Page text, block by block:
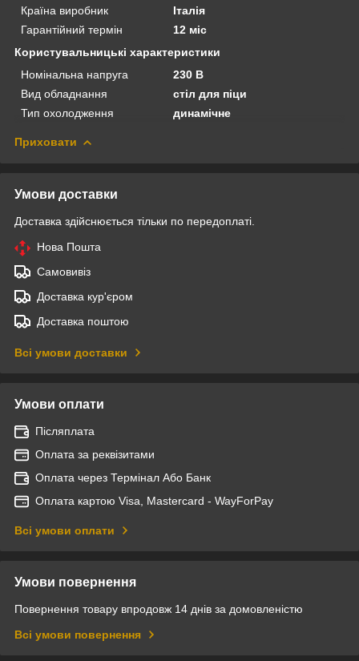
Країна виробник
Італія
Гарантійний термін
12 міс
Користувальницькі характеристики
Номінальна напруга
230 В
Вид обладнання
стіл для піци
Тип охолодження
динамічне
Приховати
Умови доставки
Доставка здійснюється тільки по передоплаті.
Нова Пошта
Самовивіз
Доставка кур'єром
Доставка поштою
Всі умови доставки
Умови оплати
Післяплата
Оплата за реквізитами
Оплата через Термінал Або Банк
Оплата картою Visa, Mastercard - WayForPay
Всі умови оплати
Умови повернення
Повернення товару впродовж 14 днів за домовленістю
Всі умови повернення